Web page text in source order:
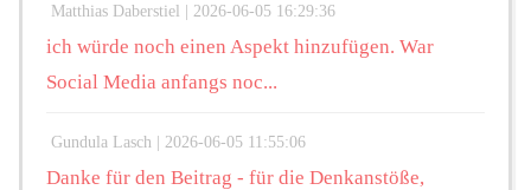
Matthias Daberstiel | 2026-06-05 16:29:36
ich würde noch einen Aspekt hinzufügen. War
Social Media anfangs noc...
Gundula Lasch | 2026-06-05 11:55:06
Danke für den Beitrag - für die Denkanstöße,